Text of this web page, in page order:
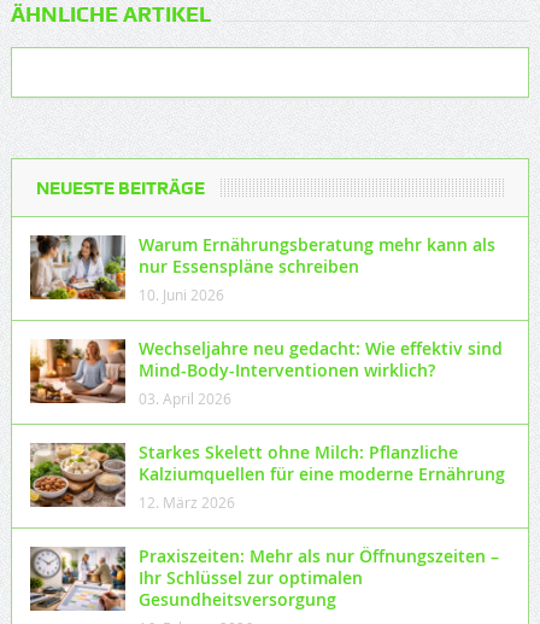
ÄHNLICHE ARTIKEL
NEUESTE BEITRÄGE
Warum Ernährungsberatung mehr kann als
nur Essenspläne schreiben
10. Juni 2026
Wechseljahre neu gedacht: Wie effektiv sind
Mind-Body-Interventionen wirklich?
03. April 2026
Starkes Skelett ohne Milch: Pflanzliche
Kalziumquellen für eine moderne Ernährung
12. März 2026
Praxiszeiten: Mehr als nur Öffnungszeiten –
Ihr Schlüssel zur optimalen
Gesundheitsversorgung